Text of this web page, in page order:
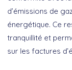
d’émissions de
énergétique. Ce
tranquillité et
sur les factures